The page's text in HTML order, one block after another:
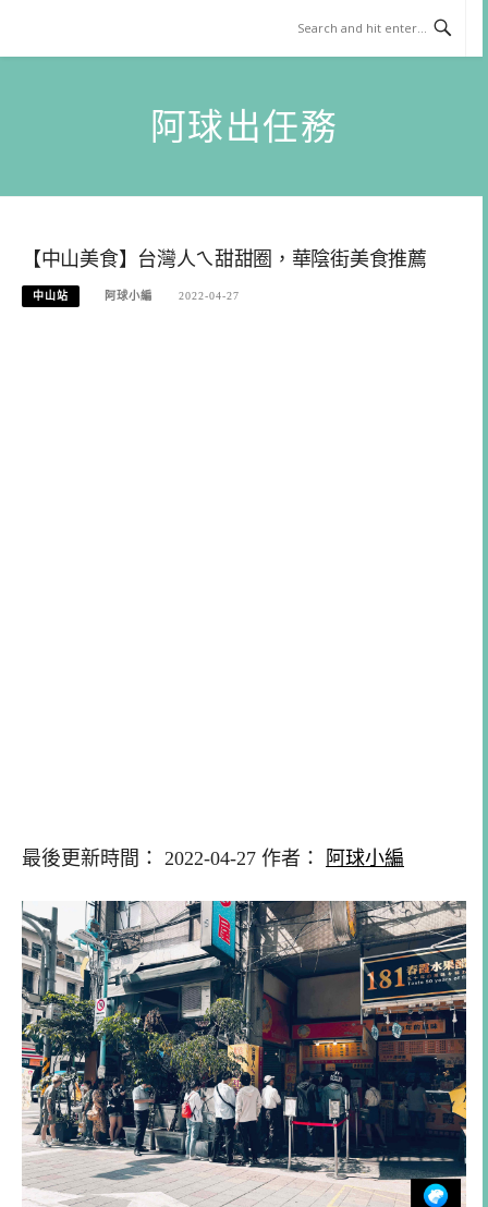
content
阿球出任務
【中山美食】台灣人ㄟ甜甜圈，華陰街美食推薦
中山站 阿球小編 2022-04-27
最後更新時間： 2022-04-27 作者： 阿球小編